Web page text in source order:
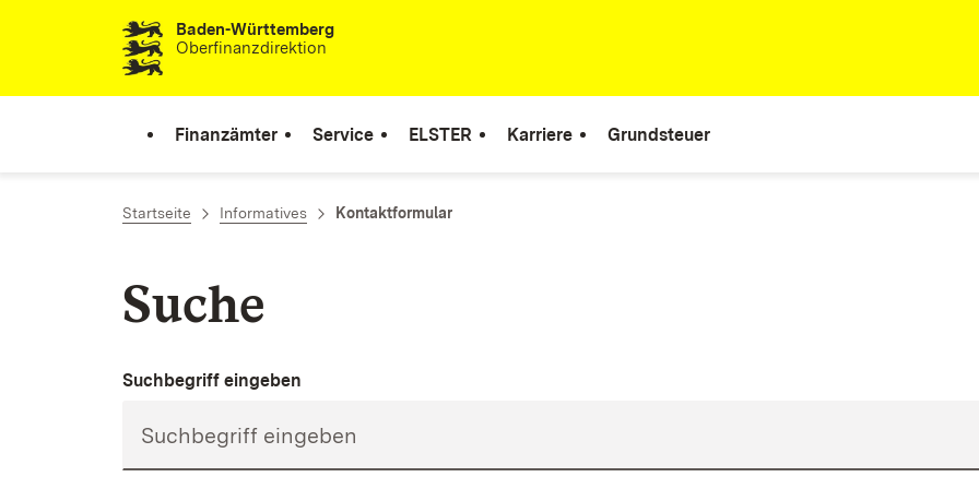
Zum Inhalt springenBaden-Württemberg
Oberfinanzdirektion
Finanzämter Service ELSTER Karriere Grundsteuer
Startseite Informatives Kontaktformular
Suche
Suchbegriff eingeben